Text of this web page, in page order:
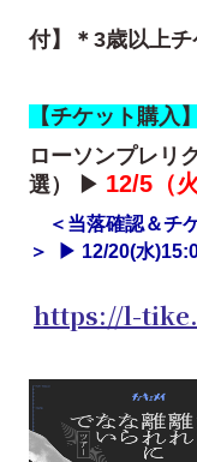
/ スタン
付】＊3歳以上
【チケット購入】
ローソンプレリ
選）
▶ 12/5（
＜当落確認＆チ
＞ ▶ 12/20(水
https://l-